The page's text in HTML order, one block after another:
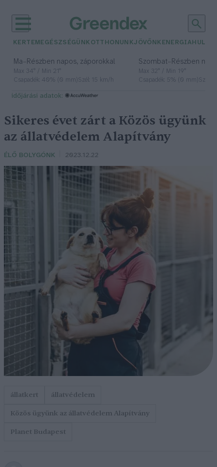
KERTEM EGÉSZSÉGÜNK OTTHONUNKJÖVŐNK ENERGIA
Ma– Részben napos, záporokkal
Max 34° / Min 21°
Csapadék: 40% (0 mm)Szél: 15 km/h
Szombat– Részben
Max 32° / Min 19°
Csapadék: 5% (0 mm)Szél:
időjárási adatok:
Sikeres évet zárt a Közös ügyünk
az állatvédelem Alapítvány
ÉLŐ BOLYGÓNK 2023.12.22
állatkert
állatvédelem
Közös ügyünk az állatvédelem Alapítvány
Planet Budapest